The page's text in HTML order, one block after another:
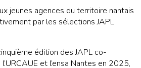
jeunes agences du territoire nantais
par les sélections JAPL
édition des JAPL co-
et l’ensa Nantes en 2025,